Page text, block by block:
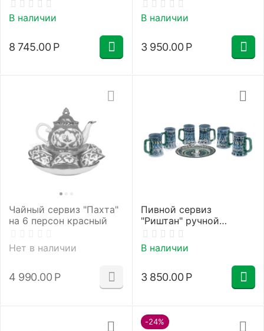
В наличии
8 745.00 Р
В наличии
3 950.00 Р
Чайный сервиз "Пахта"
на 6 персон красный
Нет в наличии
4 990.00 Р
Пивной сервиз
"Риштан" ручной
работы
В наличии
3 850.00 Р
-24%